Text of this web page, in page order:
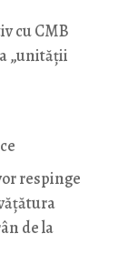
cu CMB
„unității
respinge
de la